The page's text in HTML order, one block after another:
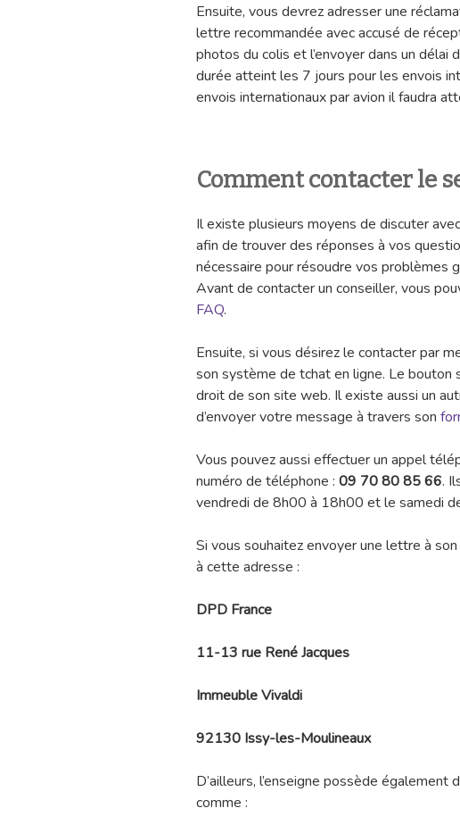
Ensuite, vous devrez adresser une
lettre recommandée avec accusé de
photos du colis et l’envoyer dans un délai
durée atteint les 7 jours pour les envois
envois internationaux par avion il faudra
Comment contacter le
Il existe plusieurs moyens de discuter
afin de trouver des réponses à vos
nécessaire pour résoudre vos problèmes
Avant de contacter un conseiller, vous
FAQ.
Ensuite, si vous désirez le contacter par
son système de tchat en ligne. Le
droit de son site web. Il existe aussi un
d’envoyer votre message à travers son
Vous pouvez aussi effectuer un appel
numéro de téléphone : 09 70 80 85 66.
vendredi de 8h00 à 18h00 et le samedi
Si vous souhaitez envoyer une lettre à
à cette adresse :
DPD France
11-13 rue René Jacques
Immeuble Vivaldi
92130 Issy-les-Moulineaux
D’ailleurs, l’enseigne possède
comme :